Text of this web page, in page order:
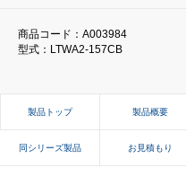
商品コード：A003984
型式：LTWA2-157CB
製品トップ 製品概要
同シリーズ製品 お見積もり